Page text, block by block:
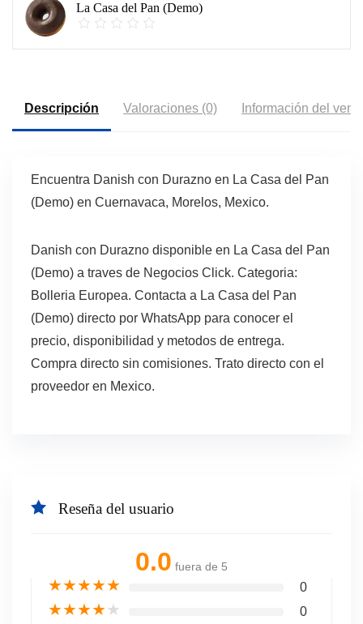
La Casa del Pan (Demo)
Descripción Valoraciones (0) Información del
Encuentra Danish con Durazno en La Casa del Pan
(Demo) en Cuernavaca, Morelos, Mexico.
Danish con Durazno disponible en La Casa del Pan
(Demo) a traves de Negocios Click. Categoria:
Bolleria Europea. Contacta a La Casa del Pan
(Demo) directo por WhatsApp para conocer el
precio, disponibilidad y metodos de entrega.
Compra directo sin comisiones. Trato directo con el
proveedor en Mexico.
Reseña del usuario
0.0 fuera de 5
★★★★★ 0
★★★★★ 0